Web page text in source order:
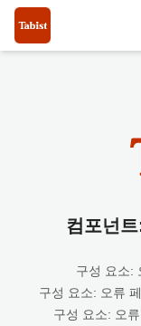
컴포넌
구성 요소:
구성 요소: 오류
구성 요소: 오